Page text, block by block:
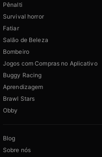
Pênalti
Survival horror
Fatiar
Salão de Beleza
Bombeiro
Jogos com Compras no Aplicativo
Buggy Racing
Aprendizagem
Brawl Stars
Obby
Blog
Sobre nós